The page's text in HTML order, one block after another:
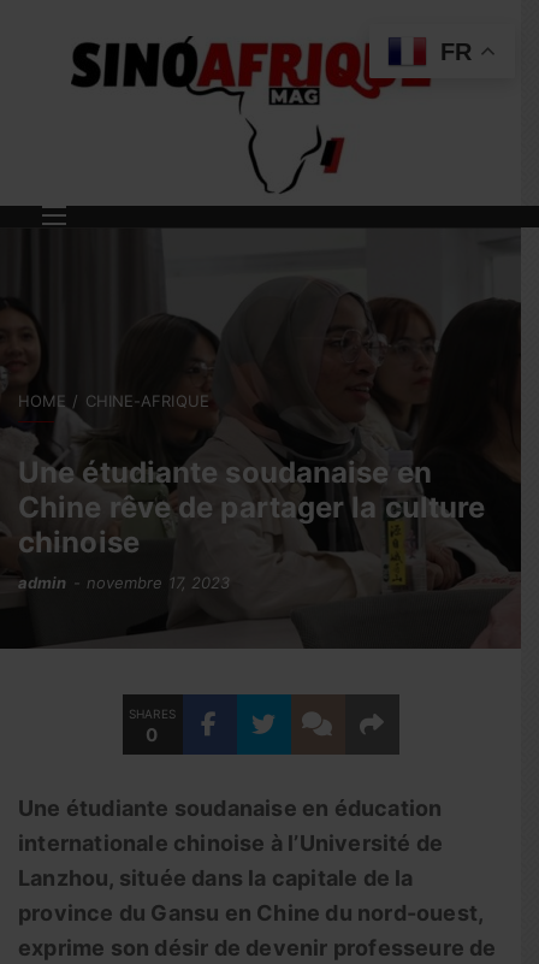
HOME CHINE-AFRIQUE
Une étudiante soudanaise en
Chine rêve de partager la culture
chinoise
admin novembre 17, 2023
SHARES
0
Une étudiante soudanaise en éducation
internationale chinoise à l’Université de
Lanzhou, située dans la capitale de la
province du Gansu en Chine du nord-ouest,
exprime son désir de devenir professeure de
FR